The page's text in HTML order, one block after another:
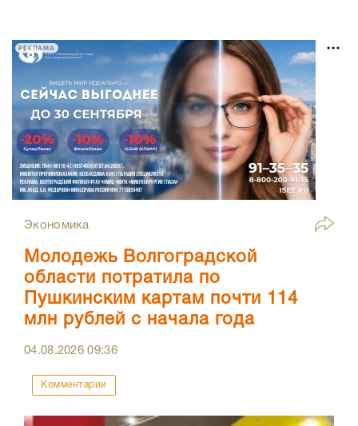
РЕКЛАМА
Экономика
Молодежь Волгоградской
области потратила по
Пушкинским картам почти 114
млн рублей с начала года
04.08.202609:36
Комментарии